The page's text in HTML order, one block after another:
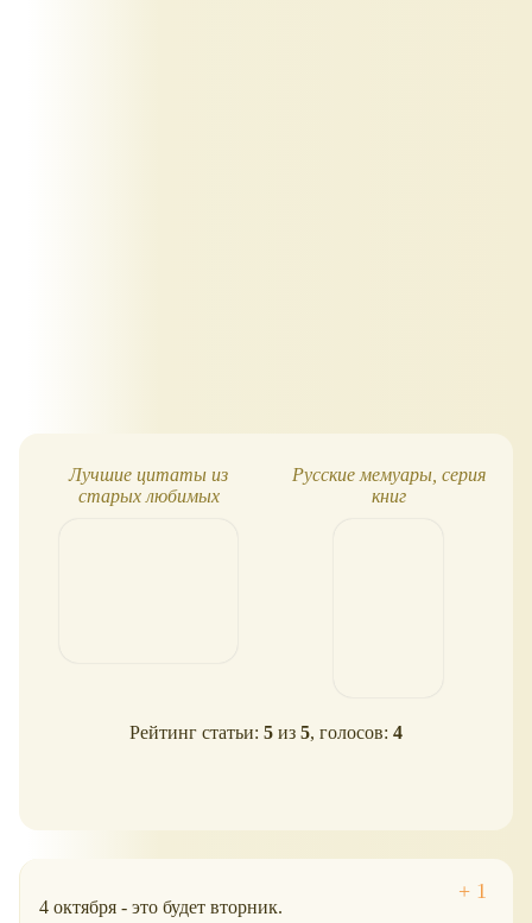
Лучшие цитаты из
старых любимых
Русские мемуары, серия
книг
Рейтинг статьи: 5 из 5, голосов: 4
4 октября - это будет вторник.